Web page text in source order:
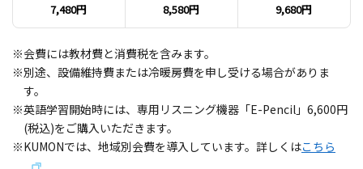
7,480円 8,580円 9,680円
※会費には教材費と消費税を含みます。
※別途、設備維持費または冷暖房費を申し受ける場合がありま
す。
※英語学習開始時には、専用リスニング機器「E-Pencil」6,600円
(税込)をご購入いただきます。
※KUMONでは、地域別会費を導入しています。詳しくはこちら